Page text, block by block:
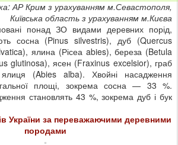
АР Крим з урахуванням м.Севастополя,
Київська область з урахуванням м.Києва
понад ЗО видами деревних порід,
сосна (Pinus silvestris), дуб (Quercus
ялина (Рісеа abies), береза (Betula
glutinosa), ясен (Fraxinus excelsior), граб
(Abies alba). Хвойні насадження
площі, зокрема сосна — 33 %.
становлять 43 %, зокрема дуб і бук
України за переважаючими деревними
породами